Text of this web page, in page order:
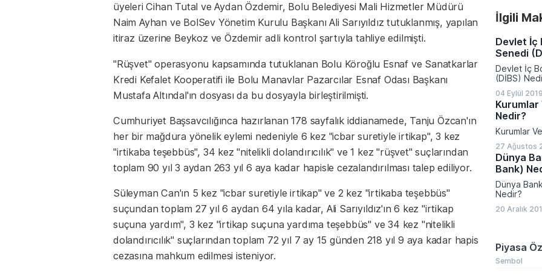
üyeleri Cihan Tutal ve Aydan Özdemir, Bolu Belediyesi Mali Hizmetler Müdürü
Naim Ayhan ve BolSev Yönetim Kurulu Başkanı Ali Sarıyıldız tutuklanmış, yapılan
itiraz üzerine Beykoz ve Özdemir adli kontrol şartıyla tahliye edilmişti.
"Rüşvet" operasyonu kapsamında tutuklanan Bolu Köroğlu Esnaf ve Sanatkarlar
Kredi Kefalet Kooperatifi ile Bolu Manavlar Pazarcılar Esnaf Odası Başkanı
Mustafa Altındal'ın dosyası da bu dosyayla birleştirilmişti.
Cumhuriyet Başsavcılığınca hazırlanan 178 sayfalık iddianamede, Tanju Özcan'ın
her bir mağdura yönelik eylemi nedeniyle 6 kez "icbar suretiyle irtikap", 3 kez
"irtikaba teşebbüs", 34 kez "nitelikli dolandırıcılık" ve 1 kez "rüşvet" suçlarından
toplam 90 yıl 3 aydan 263 yıl 6 aya kadar hapisle cezalandırılması talep ediliyor.
Süleyman Can'ın 5 kez "icbar suretiyle irtikap" ve 2 kez "irtikaba teşebbüs"
suçundan toplam 27 yıl 6 aydan 64 yıla kadar, Ali Sarıyıldız'ın 6 kez "irtikap
suçuna yardım", 3 kez "irtikap suçuna yardıma teşebbüs" ve 34 kez "nitelikli
dolandırıcılık" suçlarından toplam 72 yıl 7 ay 15 günden 218 yıl 9 aya kadar hapis
cezasına mahkum edilmesi isteniyor.
yana en
işsizlik
düşüşün
İlgili
Devlet İç
Senedi
Devlet İç
(DİBS)
04 Eylül
Kurumlar
Nedir?
Kurumlar
27 Ağustos
Dünya
Bank)
Dünya
Nedir?
20 Aralık
Piyasa
Sembol